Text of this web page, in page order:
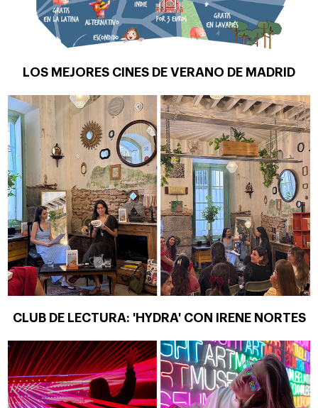
LOS MEJORES CINES DE VERANO DE MADRID
CLUB DE LECTURA: 'HYDRA' CON IRENE NORTES